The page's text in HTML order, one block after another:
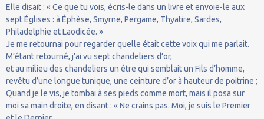
Elle disait : « Ce que tu vois, écris-le dans un livre et envoie-le aux
sept Églises : à Éphèse, Smyrne, Pergame, Thyatire, Sardes,
Philadelphie et Laodicée. »
Je me retournai pour regarder quelle était cette voix qui me parlait.
M’étant retourné, j’ai vu sept chandeliers d’or,
et au milieu des chandeliers un être qui semblait un Fils d’homme,
revêtu d’une longue tunique, une ceinture d’or à hauteur de poitrine ;
Quand je le vis, je tombai à ses pieds comme mort, mais il posa sur
moi sa main droite, en disant : « Ne crains pas. Moi, je suis le Premier